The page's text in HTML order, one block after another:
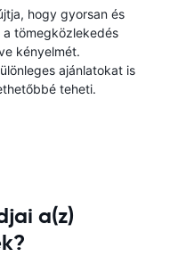
hogy gyorsan és
tömegközlekedés
kényelmét.
ajánlatokat is
teheti.
a(z)